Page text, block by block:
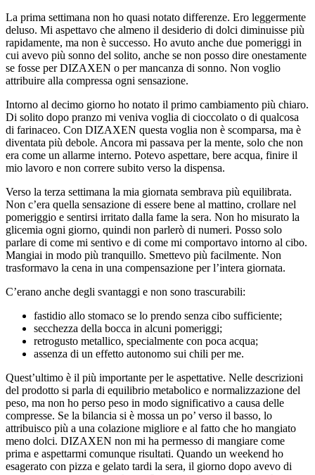
La prima settimana non ho quasi notato differenze. Ero leggermente
deluso. Mi aspettavo che almeno il desiderio di dolci diminuisse più
rapidamente, ma non è successo. Ho avuto anche due pomeriggi in
cui avevo più sonno del solito, anche se non posso dire onestamente
se fosse per DIZAXEN o per mancanza di sonno. Non voglio
attribuire alla compressa ogni sensazione.
Intorno al decimo giorno ho notato il primo cambiamento più chiaro.
Di solito dopo pranzo mi veniva voglia di cioccolato o di qualcosa
di farinaceo. Con DIZAXEN questa voglia non è scomparsa, ma è
diventata più debole. Ancora mi passava per la mente, solo che non
era come un allarme interno. Potevo aspettare, bere acqua, finire il
mio lavoro e non correre subito verso la dispensa.
Verso la terza settimana la mia giornata sembrava più equilibrata.
Non c’era quella sensazione di essere bene al mattino, crollare nel
pomeriggio e sentirsi irritato dalla fame la sera. Non ho misurato la
glicemia ogni giorno, quindi non parlerò di numeri. Posso solo
parlare di come mi sentivo e di come mi comportavo intorno al cibo.
Mangiai in modo più tranquillo. Smettevo più facilmente. Non
trasformavo la cena in una compensazione per l’intera giornata.
C’erano anche degli svantaggi e non sono trascurabili:
fastidio allo stomaco se lo prendo senza cibo sufficiente;
secchezza della bocca in alcuni pomeriggi;
retrogusto metallico, specialmente con poca acqua;
assenza di un effetto autonomo sui chili per me.
Quest’ultimo è il più importante per le aspettative. Nelle descrizioni
del prodotto si parla di equilibrio metabolico e normalizzazione del
peso, ma non ho perso peso in modo significativo a causa delle
compresse. Se la bilancia si è mossa un po’ verso il basso, lo
attribuisco più a una colazione migliore e al fatto che ho mangiato
meno dolci. DIZAXEN non mi ha permesso di mangiare come
prima e aspettarmi comunque risultati. Quando un weekend ho
esagerato con pizza e gelato tardi la sera, il giorno dopo avevo di